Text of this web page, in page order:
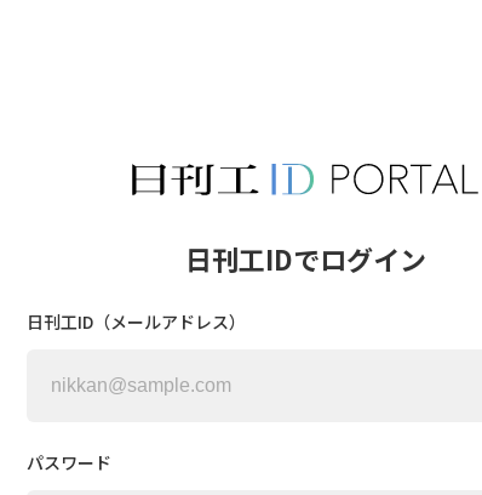
日刊工IDでログイン
日刊工ID（メールアドレス）
パスワード